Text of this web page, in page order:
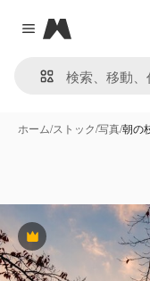
Close menu
Magnific
ホーム/ストック/写真/朝の
Premium